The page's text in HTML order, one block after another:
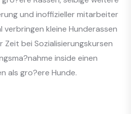
und inoffizieller mitarbeiter
verbringen kleine Hunderassen
Zeit bei Sozialisierungskursen
inside einen
als gro?ere Hunde.